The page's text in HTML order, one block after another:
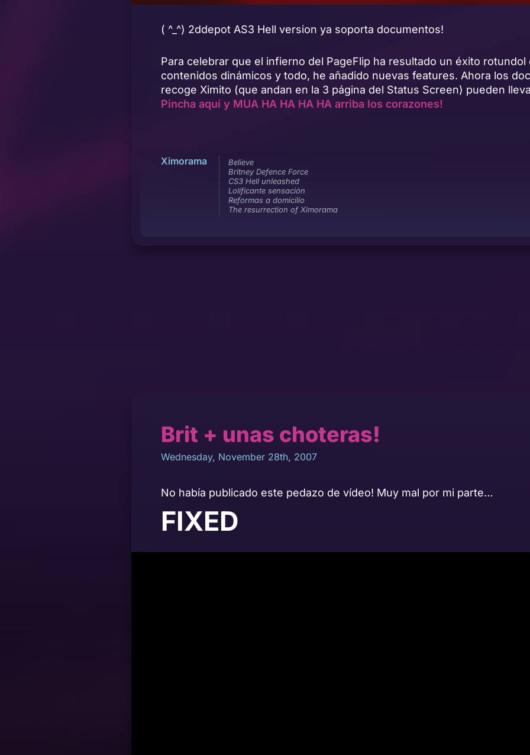
( ^_^) 2ddepot AS3 Hell version ya soporta documentos!
Para celebrar que el infierno del PageFlip ha resultado un éxito rotundol
contenidos dinámicos y todo, he añadido nuevas features. Ahora los
recoge Ximito (que andan en la 3 página del Status Screen) pueden
Pincha aquí y MUA HA HA HA HA arriba los corazones!
Ximorama
Believe
Britney Defence Force
CS3 Hell unleashed
Lolificante sensación
Reformas a domicilio
The resurrection of Ximorama
Brit + unas choteras!
Wednesday, November 28th, 2007
No había publicado este pedazo de vídeo! Muy mal por mi parte…
FIXED